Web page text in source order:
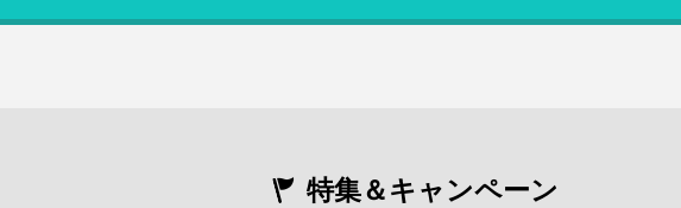
特集＆キャンペーン